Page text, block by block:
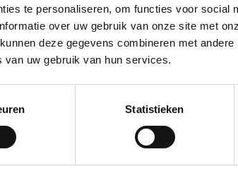
te personaliseren, om functies voor social
over uw gebruik van onze site met
deze gegevens combineren met
uw gebruik van hun services.
Statistieken